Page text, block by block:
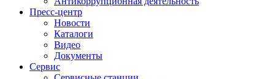
Пресс-центр
Новости
Каталоги
Видео
Документы
Сервис